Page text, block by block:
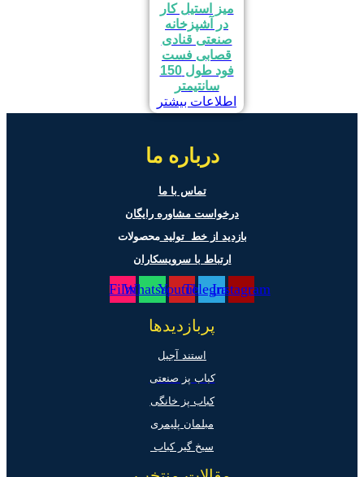
میز استیل کار
در آشپزخانه
صنعتی قنادی
قصابی فست
فود طول 150
سانتیمتر
اطلاعات بیشتر
درباره ما
تماس با ما
درخواست مشاوره رایگان
بازدید از خط تولیدمحصولات
ارتباط با سرویسکاران
Instagram
Telegram
Youtube
Whatsapp
Film
پربازدیدها
استند آجیل
کباب پز صنعتی
کباب پز خانگی
مبلمان پلیمری
سیخ گیر کباب